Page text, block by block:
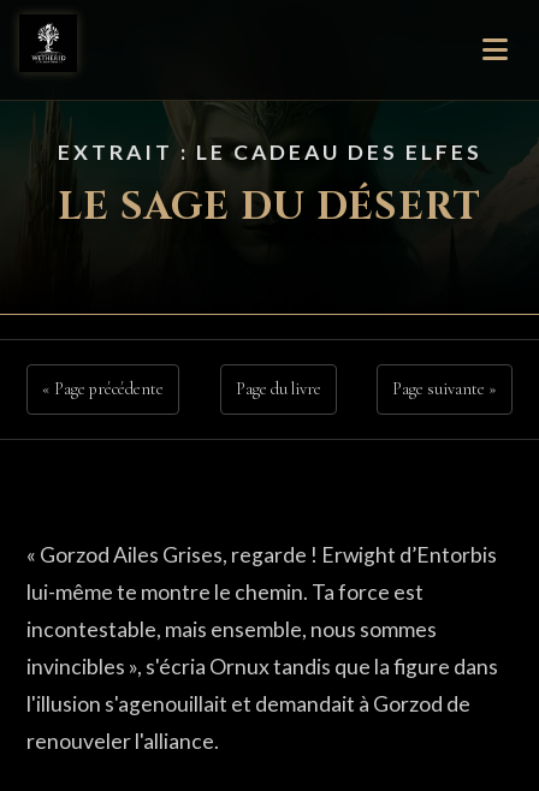
EXTRAIT : LE CADEAU DES ELFES
LE SAGE DU DÉSERT
« Page précédente Page du livre Page suivante »
« Gorzod Ailes Grises, regarde ! Erwight d’Entorbis
lui-même te montre le chemin. Ta force est
incontestable, mais ensemble, nous sommes
invincibles », s'écria Ornux tandis que la figure dans
l'illusion s'agenouillait et demandait à Gorzod de
renouveler l'alliance.